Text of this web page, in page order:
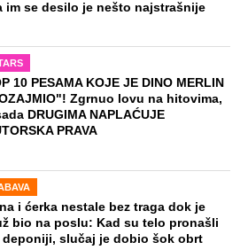
im se desilo je nešto najstrašnije
10 PESAMA KOJE JE DINO MERLIN
Zgrnuo lovu na hitovima,
DRUGIMA NAPLAĆUJE
PRAVA
i ćerka nestale bez traga dok je
bio na poslu: Kad su telo pronašli
deponiji, slučaj je dobio šok obrt